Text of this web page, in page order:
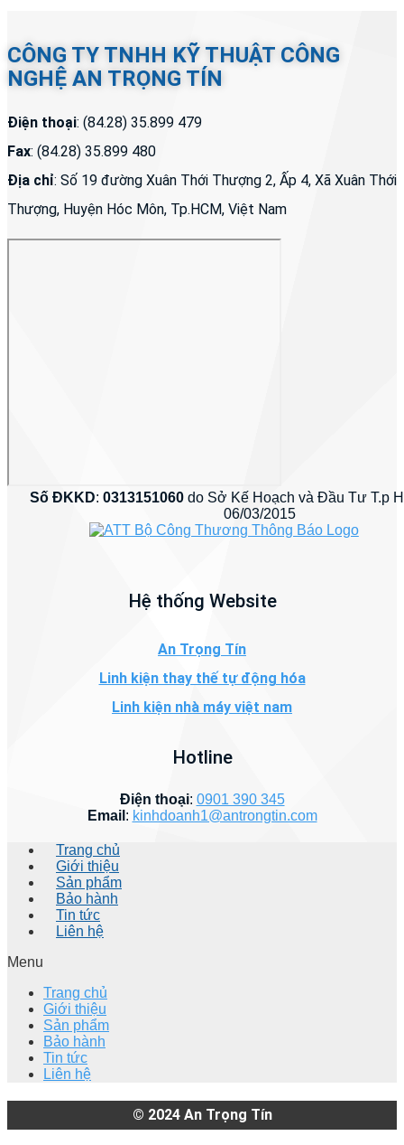
CÔNG TY TNHH KỸ THUẬT CÔNG
NGHỆ AN TRỌNG TÍN
Điện thoại: (84.28) 35.899 479
Fax: (84.28) 35.899 480
Địa chỉ: Số 19 đường Xuân Thới Thượng 2, Ấp 4, Xã Xuân Thới
Thượng, Huyện Hóc Môn, Tp.HCM, Việt Nam
Số ĐKKD:0313151060 do Sở Kế Hoạch và Đầu Tư T.p
06/03/2015
Hệ thống Website
An Trọng Tín
Linh kiện thay thế tự động hóa
Linh kiện nhà máy việt nam
Hotline
Điện thoại: 0901 390 345
Email : kinhdoanh1@antrongtin.com
Trang chủ
Giới thiệu
Sản phẩm
Bảo hành
Tin tức
Liên hệ
Menu
Trang chủ
Giới thiệu
Sản phẩm
Bảo hành
Tin tức
Liên hệ
© 2024 An Trọng Tín